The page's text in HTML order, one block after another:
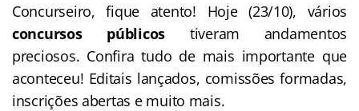
Concurseiro, fique atento! Hoje (23/10), vários
concursos públicos tiveram andamentos
preciosos. Confira tudo de mais importante que
aconteceu! Editais lançados, comissões formadas,
inscrições abertas e muito mais.